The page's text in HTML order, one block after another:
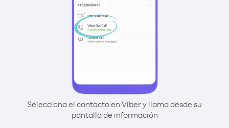
Selecciona el contacto en Viber y llama desde su
pantalla de información